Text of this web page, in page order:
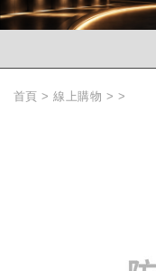
首頁 線上購物